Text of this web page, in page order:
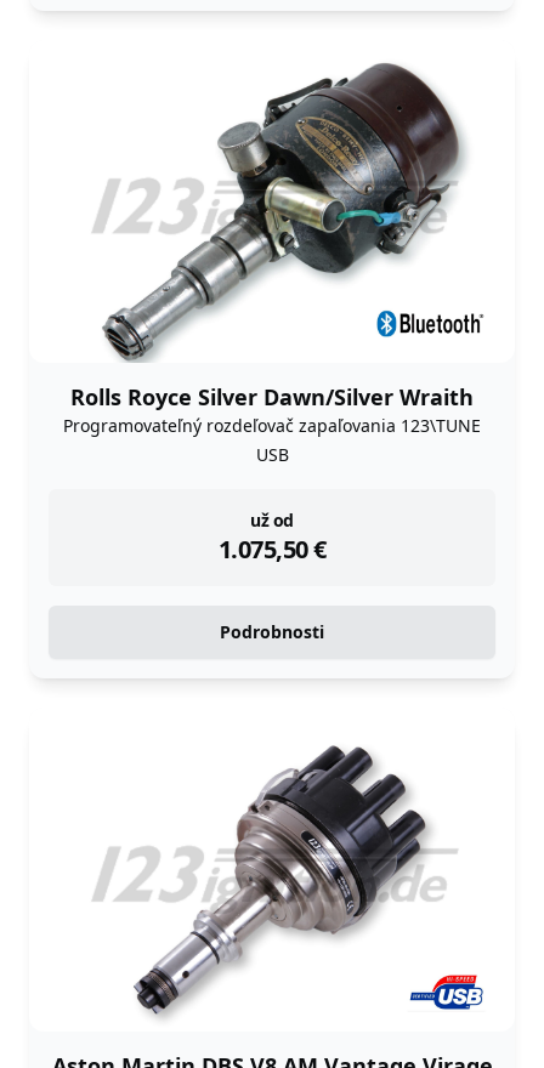
Rolls Royce Silver Dawn/Silver Wraith
Programovateľný rozdeľovač zapaľovania 123\TUNE
USB
už od
1.075,50€
instock
Podrobnosti